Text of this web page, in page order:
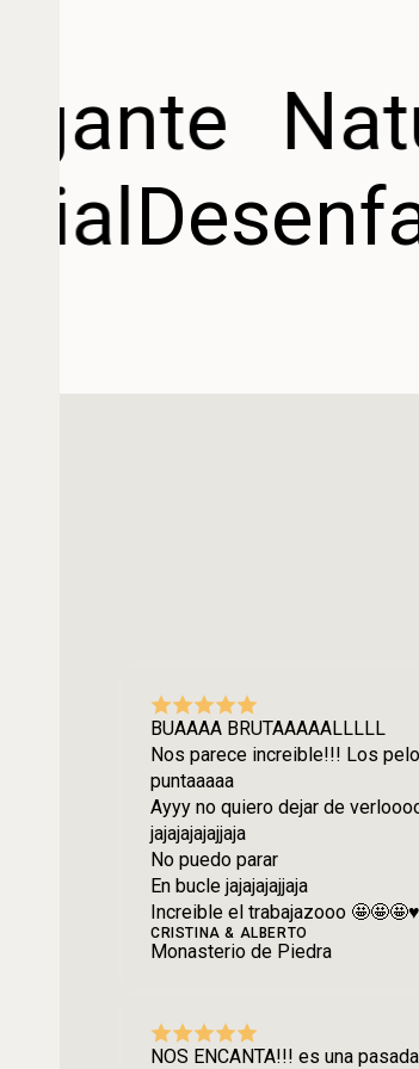
BUAAAA BRUTAAAAALLLLL
Nos parece increible!!! Los
puntaaaaa
Ayyy no quiero dejar de
jajajajajajjaja
No puedo parar
En bucle jajajajajjaja
Increible el trabajazooo
CRISTINA & ALBERTO
Monasterio de Piedra
NOS ENCANTA!!! es una